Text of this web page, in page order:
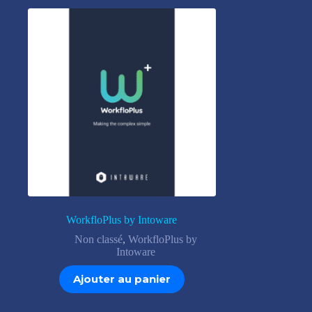
WorkfloPlus by Intoware
Non classé, WorkfloPlus by
Intoware
Ajouter au panier